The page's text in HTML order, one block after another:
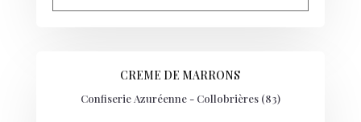
CREME DE MARRONS
Confiserie Azuréenne - Collobrières (83)